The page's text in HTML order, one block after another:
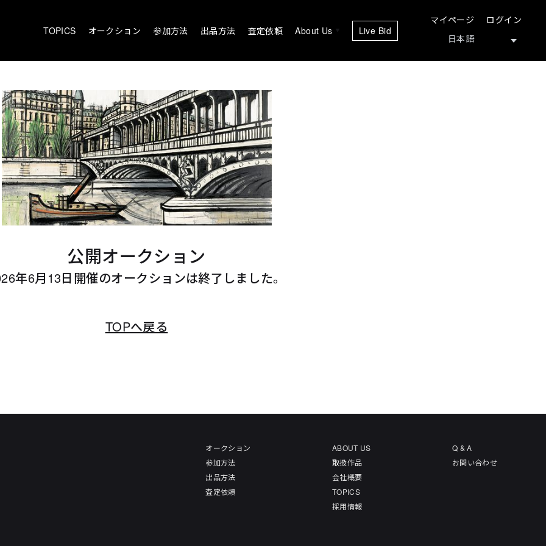
TOPICS オークション 参加方法 出品方法 査定依頼 About Us Live Bid
マイページ ログイン
公開オークション
年6月13日開催のオークションは終了しました。
TOPへ戻る
オークション
参加方法
出品方法
査定依頼
ABOUT US
取扱作品
会社概要
TOPICS
採用情報
Q & A
お問い合わせ